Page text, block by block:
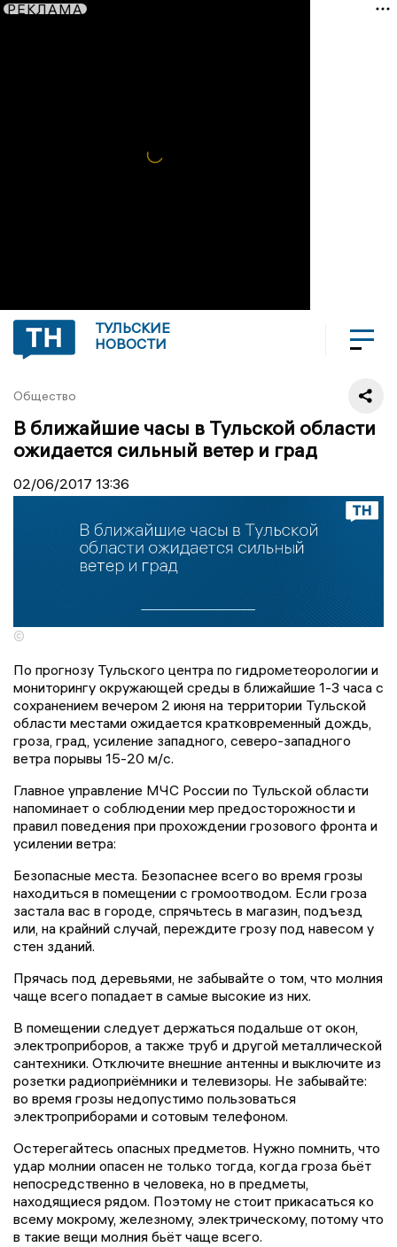
РЕКЛАМА
ТУЛЬСКИЕ
НОВОСТИ
Общество
В ближайшие часы в Тульской области
ожидается сильный ветер и град
02/06/2017 13:36
©
По прогнозу Тульского центра по гидрометеорологии и
мониторингу окружающей среды в ближайшие 1-3 часа с
сохранением вечером 2 июня на территории Тульской
области местами ожидается кратковременный дождь,
гроза, град, усиление западного, северо-западного
ветра порывы 15-20 м/с.
Главное управление МЧС России по Тульской области
напоминает о соблюдении мер предосторожности и
правил поведения при прохождении грозового фронта и
усилении ветра:
Безопасные места. Безопаснее всего во время грозы
находиться в помещении с громоотводом. Если гроза
застала вас в городе, спрячьтесь в магазин, подъезд
или, на крайний случай, переждите грозу под навесом у
стен зданий.
Прячась под деревьями, не забывайте о том, что молния
чаще всего попадает в самые высокие из них.
В помещении следует держаться подальше от окон,
электроприборов, а также труб и другой металлической
сантехники. Отключите внешние антенны и выключите из
розетки радиоприёмники и телевизоры. Не забывайте:
во время грозы недопустимо пользоваться
электроприборами и сотовым телефоном.
Остерегайтесь опасных предметов. Нужно помнить, что
удар молнии опасен не только тогда, когда гроза бьёт
непосредственно в человека, но в предметы,
находящиеся рядом. Поэтому не стоит прикасаться ко
всему мокрому, железному, электрическому, потому что
в такие вещи молния бьёт чаще всего.